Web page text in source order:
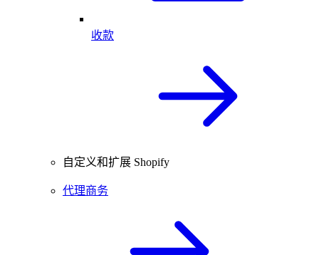
收款
自定义和扩展 Shopify
代理商务